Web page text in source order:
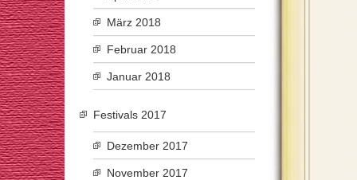
März 2018
Februar 2018
Januar 2018
Festivals 2017
Dezember 2017
November 2017